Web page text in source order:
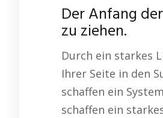
Der Anfang
zu ziehen.
Durch ein starkes
Ihrer Seite in den
schaffen ein
schaffen ein